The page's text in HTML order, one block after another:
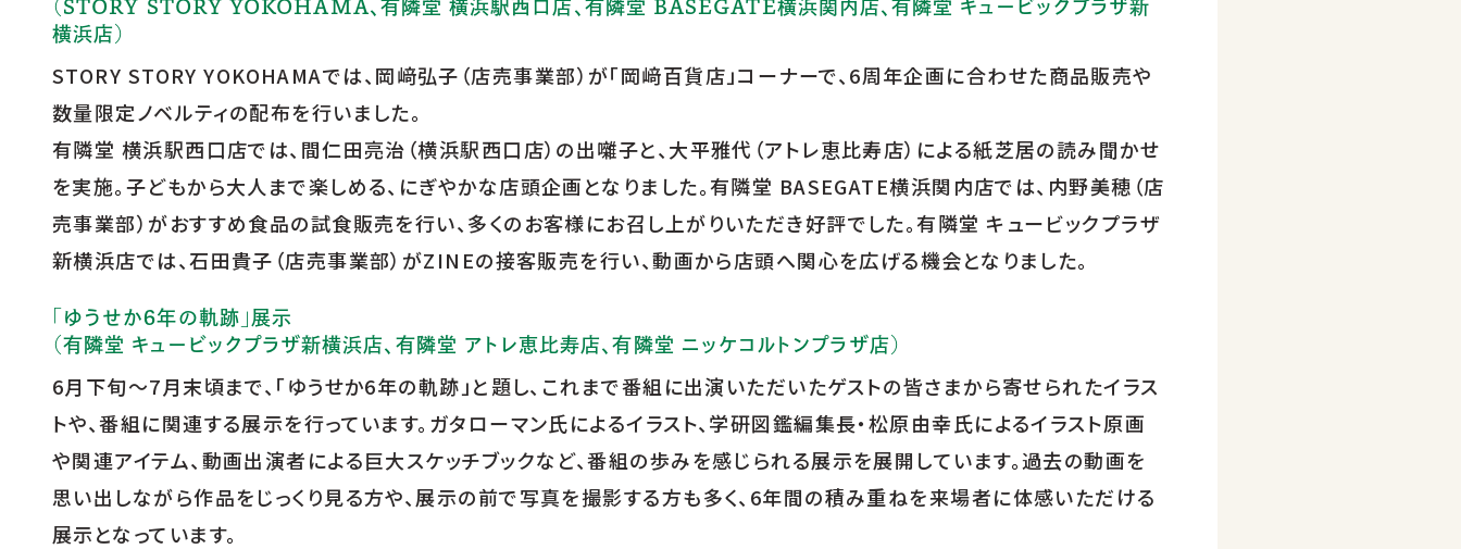
（STORY STORY YOKOHAMA、有隣堂 横浜駅西口店、有隣堂 BASEGATE横浜関内店、有隣堂 キュービックプラザ新
横浜店）
STORY STORY YOKOHAMAでは、岡﨑弘子（店売事業部）が「岡﨑百貨店」コーナーで、6周年企画に合わせた商品販売や
数量限定ノベルティの配布を行いました。
有隣堂 横浜駅西口店では、間仁田亮治（横浜駅西口店）の出囃子と、大平雅代（アトレ恵比寿店）による紙芝居の読み聞かせ
を実施。子どもから大人まで楽しめる、にぎやかな店頭企画となりました。有隣堂 BASEGATE横浜関内店では、内野美穂（店
売事業部）がおすすめ食品の試食販売を行い、多くのお客様にお召し上がりいただき好評でした。有隣堂 キュービックプラザ
新横浜店では、石田貴子（店売事業部）がZINEの接客販売を行い、動画から店頭へ関心を広げる機会となりました。
「ゆうせか6年の軌跡」展示
（有隣堂 キュービックプラザ新横浜店、有隣堂 アトレ恵比寿店、有隣堂 ニッケコルトンプラザ店）
6月下旬〜7月末頃まで、「ゆうせか6年の軌跡」と題し、これまで番組に出演いただいたゲストの皆さまから寄せられたイラス
トや、番組に関連する展示を行っています。ガタローマン氏によるイラスト、学研図鑑編集長・松原由幸氏によるイラスト原画
や関連アイテム、動画出演者による巨大スケッチブックなど、番組の歩みを感じられる展示を展開しています。過去の動画を
思い出しながら作品をじっくり見る方や、展示の前で写真を撮影する方も多く、6年間の積み重ねを来場者に体感いただける
展示となっています。